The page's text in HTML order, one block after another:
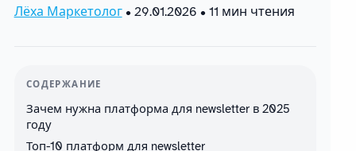
Лёха Маркетолог• 29.01.2026 • 11 мин чтения
СОДЕРЖАНИЕ
Зачем нужна платформа для newsletter в 2025
году
Топ-10 платформ для newsletter